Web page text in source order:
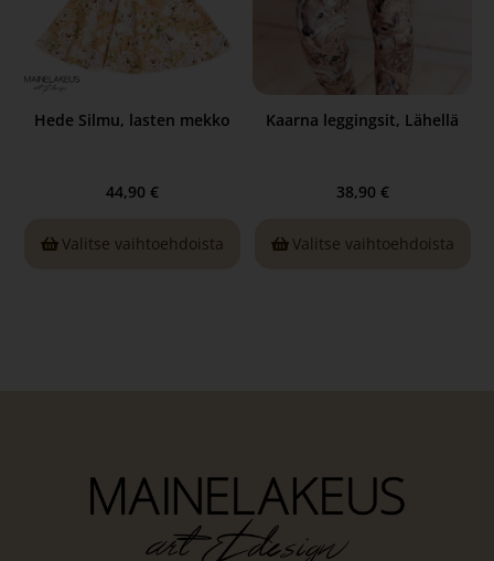
Hede Silmu, lasten mekko
44,90 €
Valitse vaihtoehdoista
Kaarna leggingsit, Lähellä
38,90 €
Valitse vaihtoehdoista